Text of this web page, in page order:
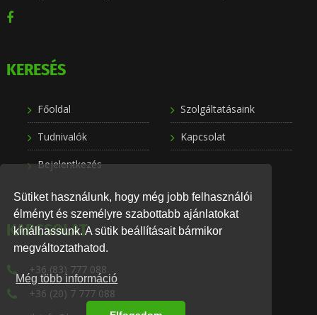
Sütiket használunk, hogy még jobb felhasználói
élményt és személyre szabottabb ajánlatokat
kínálhassunk. A sütik beállításait bármikor
megváltoztathatod.
Még több információ
KERESÉS
Főoldal Szolgáltatásaink
Tudnivalók Kapcsolat
Bejelentkezés
KAPCSOLAT
+36 (83) 777 088
+36 (20) 7 777 088